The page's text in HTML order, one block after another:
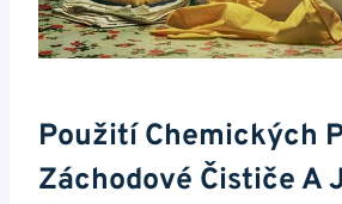
Použití Chemických
Záchodové Čističe A